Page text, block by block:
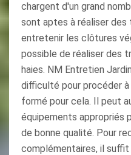
chargent d'un grand
sont aptes à réaliser des
entretenir les clôtures
possible de réaliser des
haies. NM Entretien
difficulté pour procéder
formé pour cela. Il peut
équipements appropriés
de bonne qualité. Pour
complémentaires, il suffit